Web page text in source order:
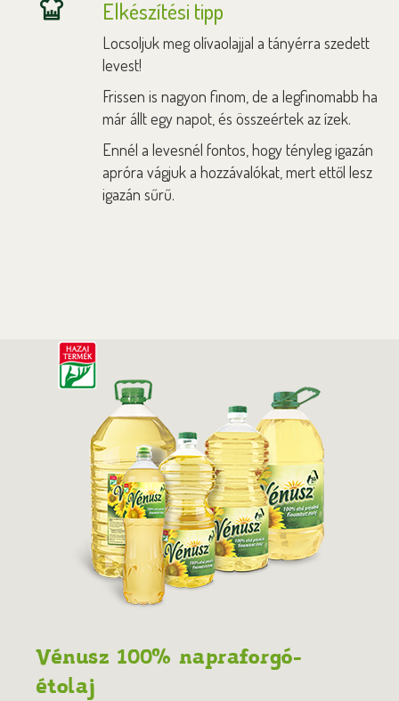
Elkészítési tipp
Locsoljuk meg olívaolajjal a tányérra szedett
levest!
Frissen is nagyon finom, de a legfinomabb ha
már állt egy napot, és összeértek az ízek.
Ennél a levesnél fontos, hogy tényleg igazán
apróra vágjuk a hozzávalókat, mert ettől lesz
igazán sűrű.
Vénusz 100% napraforgó-
étolaj